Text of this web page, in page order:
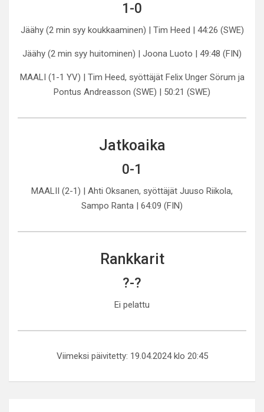
1-0
Jäähy (2 min syy koukkaaminen) | Tim Heed | 44:26 (SWE)
Jäähy (2 min syy huitominen) | Joona Luoto | 49:48 (FIN)
MAALI (1-1 YV) | Tim Heed, syöttäjät Felix Unger Sörum ja
Pontus Andreasson (SWE) | 50:21 (SWE)
Jatkoaika
0-1
MAALII (2-1) | Ahti Oksanen, syöttäjät Juuso Riikola,
Sampo Ranta | 64:09 (FIN)
Rankkarit
?-?
Ei pelattu
Viimeksi päivitetty: 19.04.2024 klo 20:45